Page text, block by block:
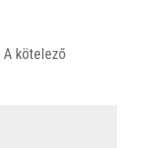
A kötelező